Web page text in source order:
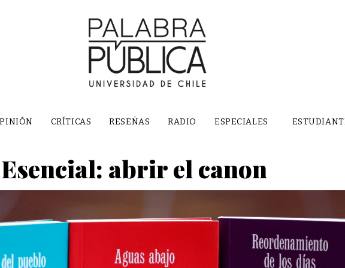
CRÍTICAS RESEÑAS RADIO ESPECIALES
abrir el canon